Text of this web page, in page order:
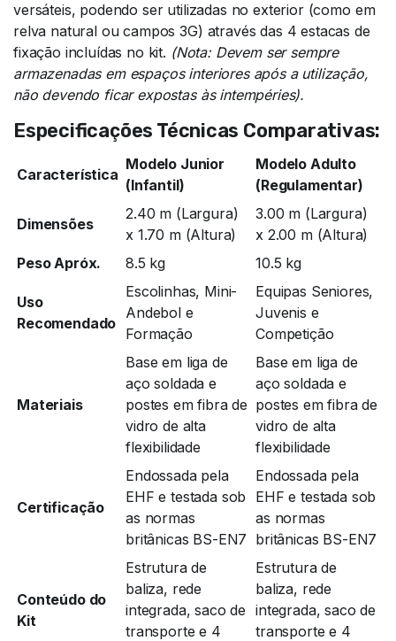
versáteis, podendo ser utilizadas no exterior (como em
relva natural ou campos 3G) através das 4 estacas de
fixação incluídas no kit. (Nota: Devem ser sempre
armazenadas em espaços interiores após a utilização,
não devendo ficar expostas às intempéries).
Especificações Técnicas Comparativas:
Característica
Modelo Junior
(Infantil)
Modelo Adulto
(Regulamentar)
Dimensões
2.40 m (Largura)
x 1.70 m (Altura)
3.00 m (Largura)
x 2.00 m (Altura)
Peso Apróx.
8.5 kg 10.5 kg
Uso
Recomendado
Escolinhas, Mini-
Andebol e
Formação
Equipas Seniores,
Juvenis e
Competição
Materiais
Base em liga de
aço soldada e
postes em fibra de
vidro de alta
flexibilidade
Base em liga de
aço soldada e
postes em fibra de
vidro de alta
flexibilidade
Certificação
Endossada pela
EHF e testada sob
as normas
britânicas BS-EN7
Endossada pela
EHF e testada sob
as normas
britânicas BS-EN7
Conteúdo do
Kit
Estrutura de
baliza, rede
integrada, saco de
transporte e 4
Estrutura de
baliza, rede
integrada, saco de
transporte e 4